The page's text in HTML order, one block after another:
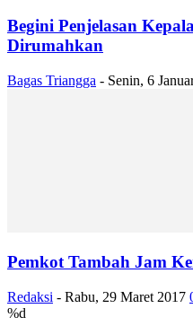
Begini Penjelasan
Dirumahkan
Bagas Triangga - Senin, 6
Pemkot Tambah Jam
Redaksi - Rabu, 29 Maret 2017
%d